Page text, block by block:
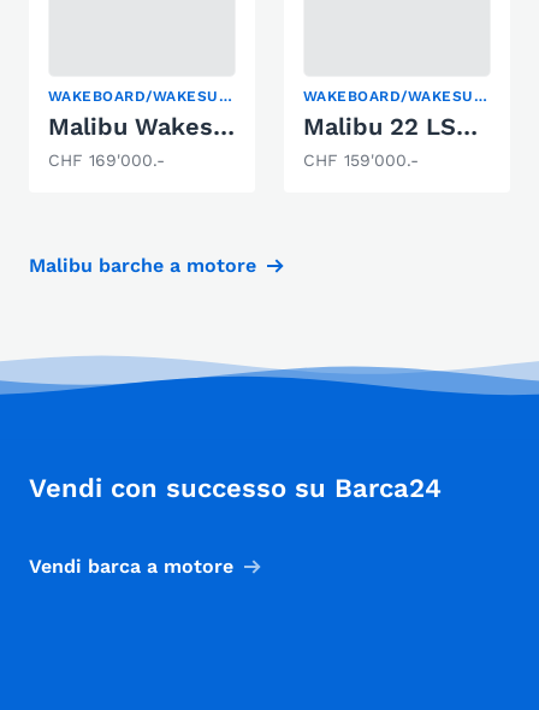
WAKEBOARD/WAKESURF
Malibu Wakesetter 23 MXZ
CHF 169'000.-
WAKEBOARD/WAKESURF
Malibu 22 LSV End of Season Deal
CHF 159'000.-
Malibu barche a motore
Vendi con successo su Barca24
Vendi barca a motore